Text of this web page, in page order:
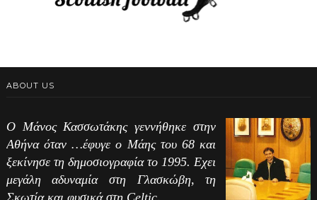
ABOUT US
Ο Μάνος Κασσωτάκης γεννήθηκε στην
Αθήνα όταν …έφυγε ο Μάης του 68 και
ξεκίνησε τη δημοσιογραφία το 1995. Εχει
μεγάλη αδυναμία στη Γλασκώβη, τη
Σκωτία και φυσικά στη Celtic.